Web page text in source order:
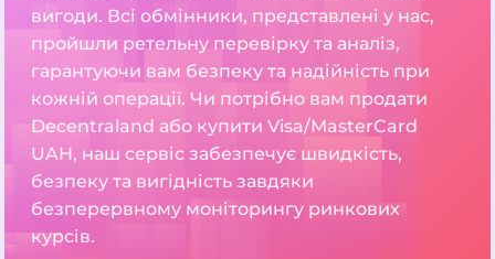
вигоди. Всі обмінники, представлені у нас,
пройшли ретельну перевірку та аналіз,
гарантуючи вам безпеку та надійність при
кожній операції. Чи потрібно вам продати
Decentraland або купити Visa/MasterCard
UAH, наш сервіс забезпечує швидкість,
безпеку та вигідність завдяки
безперервному моніторингу ринкових
курсів.